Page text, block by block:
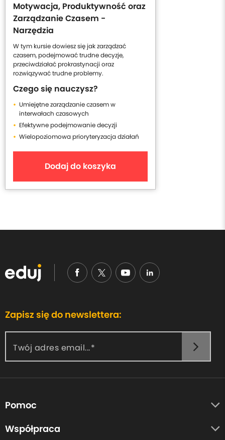
Motywacja, Produktywność oraz
Zarządzanie Czasem -
Narzędzia
W tym kursie dowiesz się jak zarządzać
czasem, podejmować trudne decyzje,
przeciwdziałać prokrastynacji oraz
rozwiązywać trudne problemy.
Czego się nauczysz?
Umiejętne zarządzanie czasem w
interwałach czasowych
Efektywne podejmowanie decyzji
Wielopoziomowa prioryteryzacja działań
Dodaj do koszyka
Zapisz się do newslettera:
Twój adres email...
Pomoc
O nas
Współpraca